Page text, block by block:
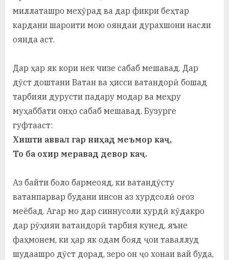
миллаташро мехӯрад ва дар фикри беҳтар
кардани шароити мою ояндаи дурахшони насли
оянда аст.
Дар ҳар як кори нек чизе сабаб мешавад. Дар
дӯст доштани Ватан ва ҳисси ватандорӣ бошад
тарбияи дурусти падару модар ва меҳру
муҳаббати онҳо сабаб мешавад. Бузурге
гуфтааст:
Хишти аввал гар ниҳад меъмор каҷ,
То ба охир меравад девор каҷ.
Аз байти боло бармеояд, ки ватандӯсту
ватанпарвар будани инсон аз хурдсолӣ оғоз
меёбад. Агар мо дар синнусоли хурдӣ кӯдакро
дар рӯҳияи ватандорӣ тарбия кунед, яъне
фаҳмонем, ки ҳар як одам бояд ҷои таваллуд
шудаашро дӯст дорад, зеро он ҷо хонаи вай буда,